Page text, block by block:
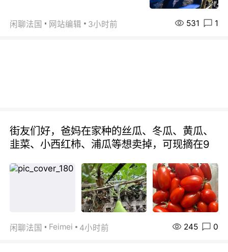
闲聊法国 网站编辑 3小时前 531 1
街友们好，爸妈在家种的丝瓜、冬瓜、黄瓜、
韭菜、小西红柿、浦瓜等想卖掉，可现摘在9
闲聊法国 Feimei 4小时前 245 0